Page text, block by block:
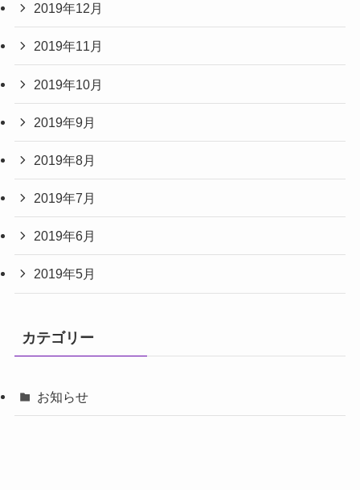
2019年12月
2019年11月
2019年10月
2019年9月
2019年8月
2019年7月
2019年6月
2019年5月
カテゴリー
お知らせ